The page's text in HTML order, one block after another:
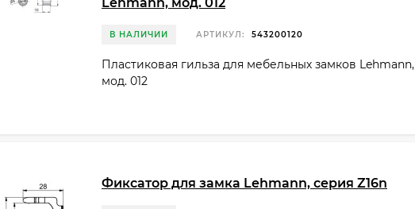
В НАЛИЧИИ АРТИКУЛ: 543200120
Пластиковая гильза для мебельных замков Lehmann,
мод. 012
Фиксатор для замка Lehmann, серия Z16n